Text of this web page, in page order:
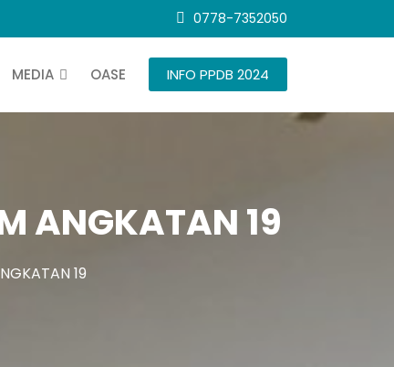
0778-7352050
MEDIA OASE INFO PPDB 2024
ANGKATAN 19
19